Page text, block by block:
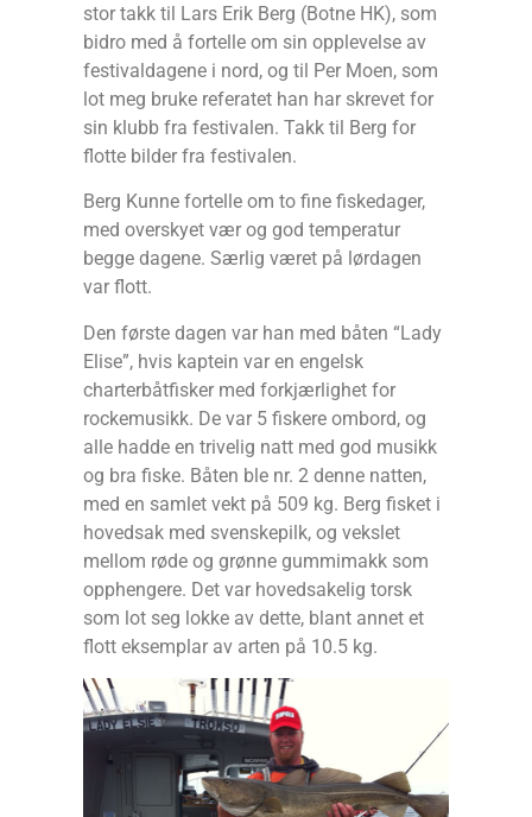
stor takk til Lars Erik Berg (Botne HK), som
bidro med å fortelle om sin opplevelse av
festivaldagene i nord, og til Per Moen, som
lot meg bruke referatet han har skrevet for
sin klubb fra festivalen. Takk til Berg for
flotte bilder fra festivalen.
Berg Kunne fortelle om to fine fiskedager,
med overskyet vær og god temperatur
begge dagene. Særlig været på lørdagen
var flott.
Den første dagen var han med båten “Lady
Elise”, hvis kaptein var en engelsk
charterbåtfisker med forkjærlighet for
rockemusikk. De var 5 fiskere ombord, og
alle hadde en trivelig natt med god musikk
og bra fiske. Båten ble nr. 2 denne natten,
med en samlet vekt på 509 kg. Berg fisket i
hovedsak med svenskepilk, og vekslet
mellom røde og grønne gummimakk som
opphengere. Det var hovedsakelig torsk
som lot seg lokke av dette, blant annet et
flott eksemplar av arten på 10.5 kg.